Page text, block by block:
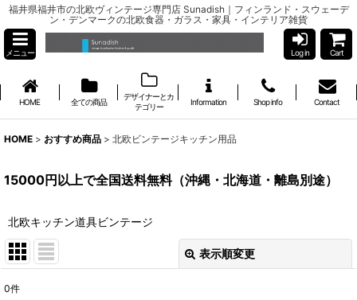
福井県福井市の北欧ヴィンテージ専門店 Sunadish｜フィンランド・スウェーデ
ン・デンマークの北欧食器・ガラス・家具・インテリア雑貨
メニュー Log in Cart
HOME 全ての商品
デザイナーとカ
テゴリー
Information Shop info Contact
HOME > おすすめ商品 > 北欧ビンテージキッチン用品
15000円以上で全国送料無料（沖縄・北海道・離島別途）
北欧キッチン道具ビンテージ
表示順変更
サブカテゴリ
0件